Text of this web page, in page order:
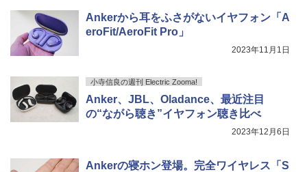
Ankerから耳をふさがないイヤフォン「A
eroFit/AeroFit Pro」
2023年11月1日
小寺信良の週刊 Electric Zooma!
Anker、JBL、Oladance、最近注目
の“ながら聴き”イヤフォン聴き比べ
2023年12月6日
Ankerの寝ホン登場。完全ワイヤレス「S